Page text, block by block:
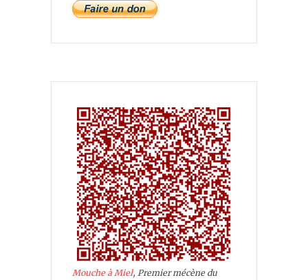
Mouche à Miel, Premier mécène du